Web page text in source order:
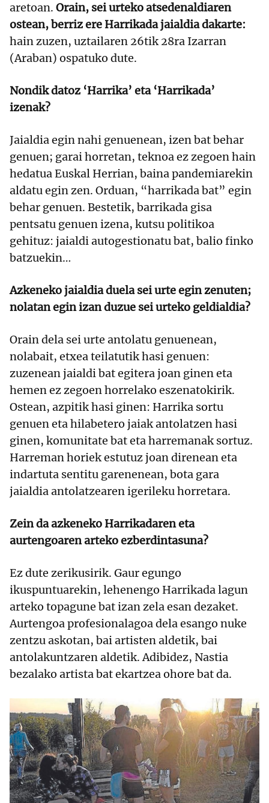
aretoan. Orain, sei urteko atsedenaldiaren
ostean, berriz ere Harrikada jaialdia dakarte:
hain zuzen, uztailaren 26tik 28ra Izarran
(Araban) ospatuko dute.
Nondik datoz ‘Harrika’ eta ‘Harrikada’
izenak?
Jaialdia egin nahi genuenean, izen bat behar
genuen; garai horretan, teknoa ez zegoen hain
hedatua Euskal Herrian, baina pandemiarekin
aldatu egin zen. Orduan, “harrikada bat” egin
behar genuen. Bestetik, barrikada gisa
pentsatu genuen izena, kutsu politikoa
gehituz: jaialdi autogestionatu bat, balio finko
batzuekin…
Azkeneko jaialdia duela sei urte egin zenuten;
nolatan egin izan duzue sei urteko geldialdia?
Orain dela sei urte antolatu genuenean,
nolabait, etxea teilatutik hasi genuen:
zuzenean jaialdi bat egitera joan ginen eta
hemen ez zegoen horrelako eszenatokirik.
Ostean, azpitik hasi ginen: Harrika sortu
genuen eta hilabetero jaiak antolatzen hasi
ginen, komunitate bat eta harremanak sortuz.
Harreman horiek estutuz joan direnean eta
indartuta sentitu garenenean, bota gara
jaialdia antolatzearen igerileku horretara.
Zein da azkeneko Harrikadaren eta
aurtengoaren arteko ezberdintasuna?
Ez dute zerikusirik. Gaur egungo
ikuspuntuarekin, lehenengo Harrikada lagun
arteko topagune bat izan zela esan dezaket.
Aurtengoa profesionalagoa dela esango nuke
zentzu askotan, bai artisten aldetik, bai
antolakuntzaren aldetik. Adibidez, Nastia
bezalako artista bat ekartzea ohore bat da.